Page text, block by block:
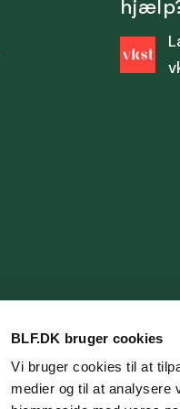
BLF.DK bruger cookies
Vi bruger cookies til at
medier og til at analysere